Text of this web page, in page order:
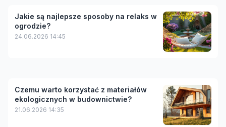
Jakie są najlepsze sposoby na relaks w
ogrodzie?
24.06.2026 14:45
Czemu warto korzystać z materiałów
ekologicznych w budownictwie?
21.06.2026 14:35